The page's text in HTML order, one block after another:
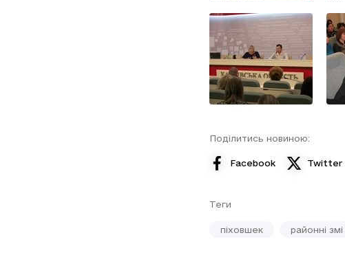
Поділитись новиною:
Facebook Twitter
Теги
піховшек районні змі